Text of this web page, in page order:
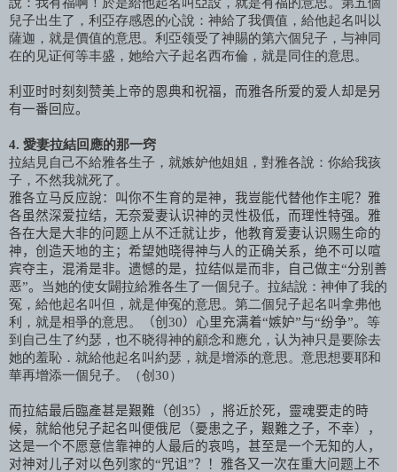
兒子出生了，利亞存感恩的心說：神給了我價值，給他起名叫以
薩迦，就是價值的意思。利亞领受了神賜的第六個兒子，与神同
在的见证何等丰盛，她给六子起名西布倫，就是同住的意思。
利亚时时刻刻赞美上帝的恩典和祝福，而雅各所爱的爱人却是另
有一番回应。
4. 愛妻拉結回應的那一窍
拉結見自己不給雅各生子，就嫉妒他姐姐，對雅各說：你給我孩
子，不然我就死了。
雅各立马反应說：叫你不生育的是神，我豈能代替他作主呢？雅
各虽然深爱拉结，无奈爱妻认识神的灵性极低，而理性特强。雅
各在大是大非的问题上从不迁就让步，他教育爱妻认识赐生命的
神，创造天地的主；希望她晓得神与人的正确关系，绝不可以喧
宾夺主，混淆是非。遗憾的是，拉结似是而非，自己做主“分别善
恶”。 当她的使女闢拉給雅各生了一個兒子。拉結說：神伸了我的
冤，給他起名叫但，就是伸冤的意思。第二個兒子起名叫拿弗他
利，就是相爭的意思。
（创 30）心里充满着“嫉妒”与“纷争”。 等
到自己生了约瑟，也不晓得神的顧念和應允，认为神只是要除去
她的羞恥．就給他起名叫約瑟，就是增添的意思。意思想要耶和
華再增添一個兒子。（创 30）
而拉結最后臨產甚是艱難（创 35），將近於死，靈魂要走的時
候，就給他兒子起名叫便俄尼（憂患之子，艱難之子，不幸），
这是一个不愿意信靠神的人最后的哀鸣，甚至是一个无知的人，
对神对儿子对以色列家的“咒诅”？！雅各又一次在重大问题上不